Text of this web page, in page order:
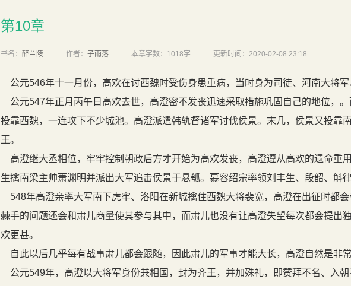
第10章
书名： 醉兰陵 作者： 子雨落 本章字数： 1018字 更新时间： 2020-02-08 23:18
公元546年十一月份，高欢在讨西魏时受伤身患重病，当时身为司徒、河南大将军
公元547年正月丙午日高欢去世，高澄密不发丧迅速采取措施巩固自己的地位，。
投靠西魏，一连攻下不少城池。高澄派遣韩轨督诸军讨伐侯景。末几，侯景又投靠
王。
高澄继大丞相位，牢牢控制朝政后方才开始为高欢发丧，高澄遵从高欢的遗命重
生擒南梁主帅萧渊明并派出大军追击侯景于悬瓠。慕容绍宗率领刘丰生、段韶、斛
548年高澄亲率大军南下虎牢、洛阳在新城擒住西魏大将裴宽，高澄在出征时都
棘手的问题还会和肃儿商量使其参与其中，而肃儿也没有让高澄失望每次都会提出
欢更甚。
自此以后几乎每有战事肃儿都会跟随，因此肃儿的军事才能大长，高澄自然是非常
公元549年，高澄以大将军身份兼相国，封为齐王，并加殊礼，即赞拜不名、入